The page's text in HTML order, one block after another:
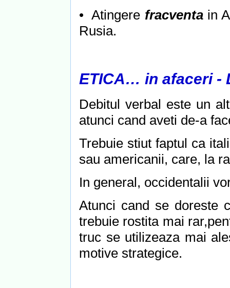
• Atingere fracventa in
Rusia.
ETICA… in afaceri -
Debitul verbal este un
atunci cand aveti de-a
Trebuie stiut faptul ca
sau americanii, care, la
In general, occidentalii
Atunci cand se doreste
trebuie rostita mai
truc se utilizeaza mai
motive strategice.